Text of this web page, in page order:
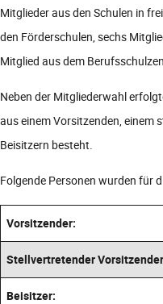
Mitglieder aus den Schulen in
den Förderschulen, sechs
Mitglied aus dem
Neben der Mitgliederwahl
aus einem Vorsitzenden, einem
Beisitzern besteht.
Folgende Personen wurden für
Vorsitzender:
Stellvertretender
Beisitzer: